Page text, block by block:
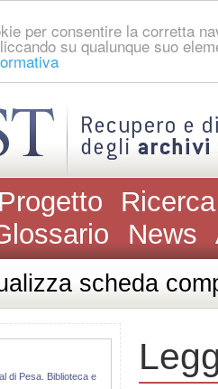
per consentire la corretta
su qualunque suo
Progetto
News
scheda
di Pesa. Biblioteca e